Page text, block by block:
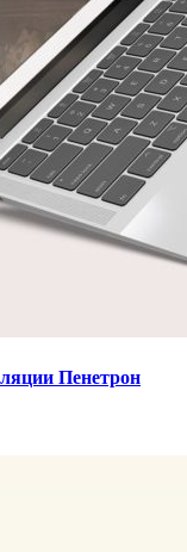
Пенетрон